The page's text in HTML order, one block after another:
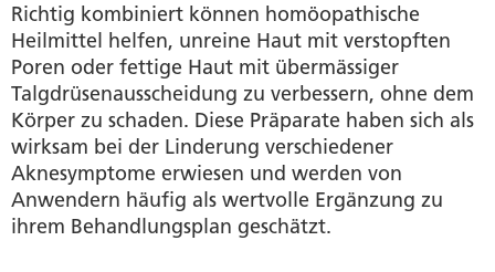
Richtig kombiniert können homöopathische
Heilmittel helfen, unreine Haut mit verstopften
Poren oder fettige Haut mit übermässiger
Talgdrüsenausscheidung zu verbessern, ohne dem
Körper zu schaden. Diese Präparate haben sich als
wirksam bei der Linderung verschiedener
Aknesymptome erwiesen und werden von
Anwendern häufig als wertvolle Ergänzung zu
ihrem Behandlungsplan geschätzt.